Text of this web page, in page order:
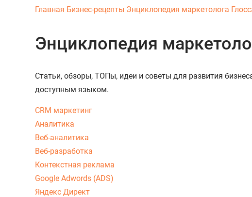
Главная Бизнес-рецепты Энциклопедия маркетолога
Энциклопедия
Статьи, обзоры, ТОПы, идеи и советы для развития
доступным языком.
CRM маркетинг
Аналитика
Веб-аналитика
Веб-разработка
Контекстная реклама
Google Adwords (ADS)
Яндекс Директ